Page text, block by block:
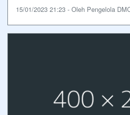
15/01/2023 21:23 - Oleh Pengelola